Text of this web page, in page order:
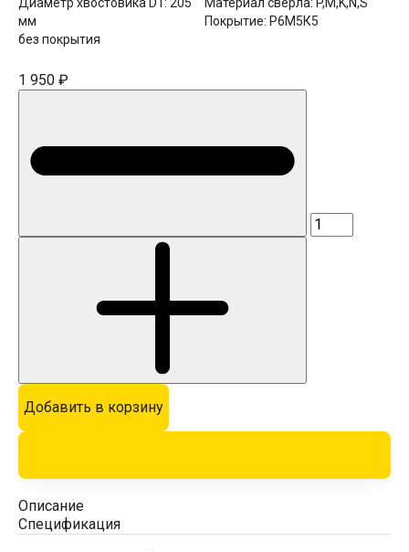
мм
Покрытие: Р6М5К5
без покрытия
1 950 ₽
Добавить в корзину
Описание
Спецификация